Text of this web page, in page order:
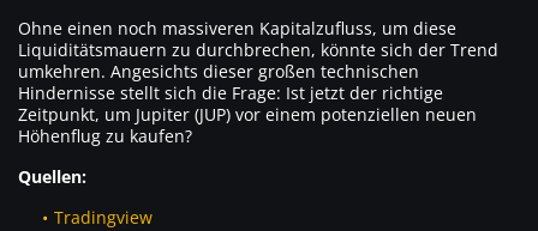
Ohne einen noch massiveren Kapitalzufluss, um diese
Liquiditätsmauern zu durchbrechen, könnte sich der Trend
umkehren. Angesichts dieser großen technischen
Hindernisse stellt sich die Frage: Ist jetzt der richtige
Zeitpunkt, um Jupiter (JUP) vor einem potenziellen neuen
Höhenflug zu kaufen?
Quellen:
Tradingview